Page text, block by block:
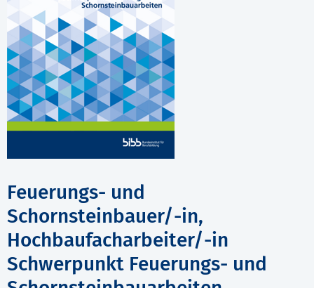
Feuerungs- und
Schornsteinbauer/-in,
Hochbaufacharbeiter/-in
Schwerpunkt Feuerungs- und